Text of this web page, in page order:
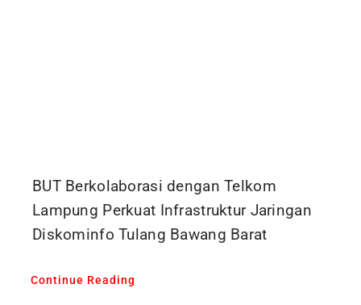
BUT Berkolaborasi dengan Telkom
Lampung Perkuat Infrastruktur Jaringan
Diskominfo Tulang Bawang Barat
Continue Reading